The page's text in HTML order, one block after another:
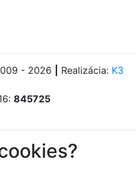
- 2026 Realizácia: K3
845725